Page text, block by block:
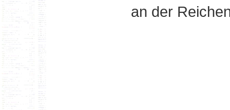
an der